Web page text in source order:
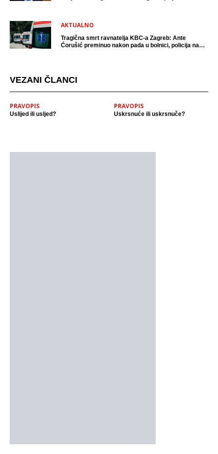
AKTUALNO
Tragična smrt ravnatelja KBC-a Zagreb: Ante
Ćorušić preminuo nakon pada u bolnici, policija na
VEZANI ČLANCI
PRAVOPIS
Uslijed ili usljed?
PRAVOPIS
Uskrsnuće ili uskrsnuče?